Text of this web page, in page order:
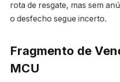
rota de resgate, mas sem
o desfecho segue incerto.
Fragmento de
MCU